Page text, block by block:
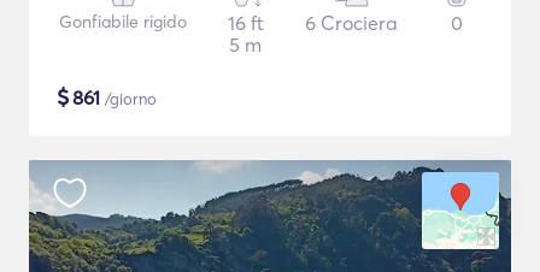
Gonfiabile rigido
16 ft
5 m
6 Crociera 0
$861 /giorno